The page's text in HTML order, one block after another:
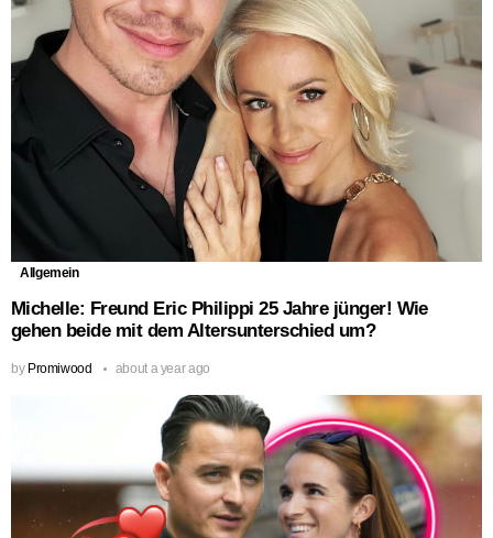
Allgemein
Michelle: Freund Eric Philippi 25 Jahre jünger! Wie
gehen beide mit dem Altersunterschied um?
by Promiwood about a year ago